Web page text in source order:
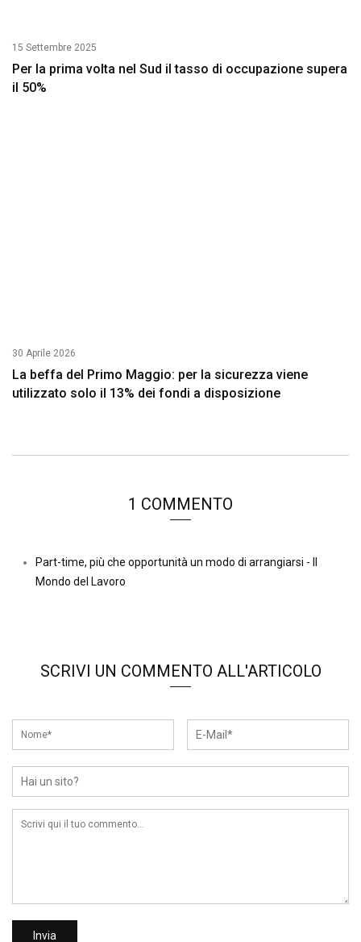
15 Settembre 2025
Per la prima volta nel Sud il tasso di occupazione supera
il 50%
30 Aprile 2026
La beffa del Primo Maggio: per la sicurezza viene
utilizzato solo il 13% dei fondi a disposizione
1 COMMENTO
Part-time, più che opportunità un modo di arrangiarsi - Il
Mondo del Lavoro
SCRIVI UN COMMENTO ALL'ARTICOLO